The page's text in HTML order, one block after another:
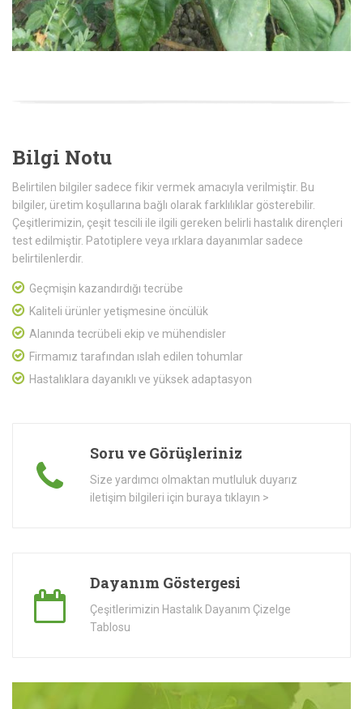
Bilgi Notu
Belirtilen bilgiler sadece fikir vermek amacıyla verilmiştir. Bu
bilgiler, üretim koşullarına bağlı olarak farklılıklar gösterebilir.
Çeşitlerimizin, çeşit tescili ile ilgili gereken belirli hastalık dirençleri
test edilmiştir. Patotiplere veya ırklara dayanımlar sadece
belirtilenlerdir.
Geçmişin kazandırdığı tecrübe
Kaliteli ürünler yetişmesine öncülük
Alanında tecrübeli ekip ve mühendisler
Firmamız tarafından ıslah edilen tohumlar
Hastalıklara dayanıklı ve yüksek adaptasyon
Soru ve Görüşleriniz
Size yardımcı olmaktan mutluluk duyarız
iletişim bilgileri için buraya tıklayın >
Dayanım Göstergesi
Çeşitlerimizin Hastalık Dayanım Çizelge
Tablosu